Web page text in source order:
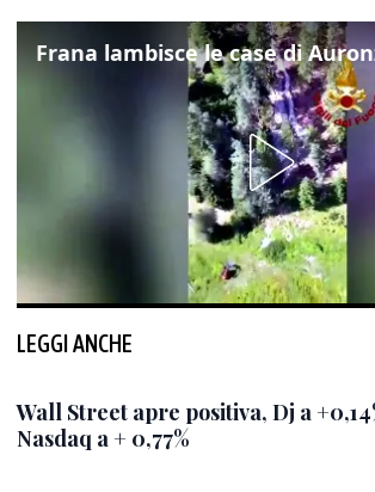
LEGGI ANCHE
Wall Street apre positiva, Dj a
Nasdaq a + 0,77%